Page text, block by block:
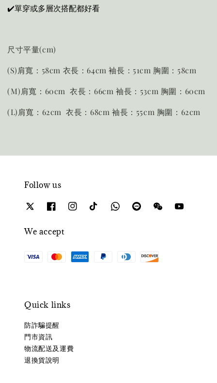
✔️單穿或多層次搭配都好看
尺寸平量(cm)
(S)肩寬：58cm 衣長：64cm 袖長：51cm 胸圍：58cm
(M)肩寬：60cm 衣長：66cm 袖長：53cm 胸圍：60cm
(L)肩寬：62cm 衣長：68cm 袖長：55cm 胸圍：62cm
Follow us
We accept
Quick links
防詐騙提醒
門市資訊
物流配送及運費
退換貨說明